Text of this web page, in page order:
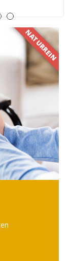
NATURREIN